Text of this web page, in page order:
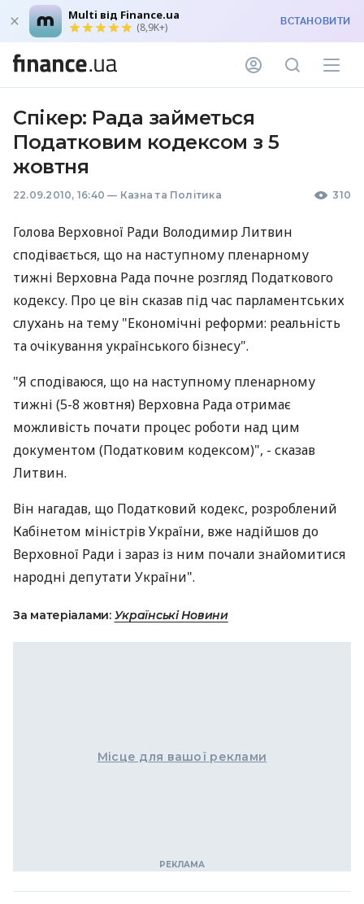
Multi від Finance.ua
(8,9K+) ВСТАНОВИТИ
Спікер: Рада займеться
Податковим кодексом з 5
жовтня
22.09.2010, 16:40 — Казна та Політика 310
Голова Верховної Ради Володимир Литвин
сподівається, що на наступному пленарному
тижні Верховна Рада почне розгляд Податкового
кодексу. Про це він сказав під час парламентських
слухань на тему "Економічні реформи: реальність
та очікування українського бізнесу".
"Я сподіваюся, що на наступному пленарному
тижні (5-8 жовтня) Верховна Рада отримає
можливість почати процес роботи над цим
документом (Податковим кодексом)", - сказав
Литвин.
Він нагадав, що Податковий кодекс, розроблений
Кабінетом міністрів України, вже надійшов до
Верховної Ради і зараз із ним почали знайомитися
народні депутати України".
За матеріалами: Українські Новини
Місце для вашої реклами